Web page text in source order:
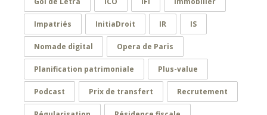
Impatriés InitiaDroit IR IS
Nomade digital Opera de Paris
Planification patrimoniale Plus-value
Podcast Prix de transfert Recrutement